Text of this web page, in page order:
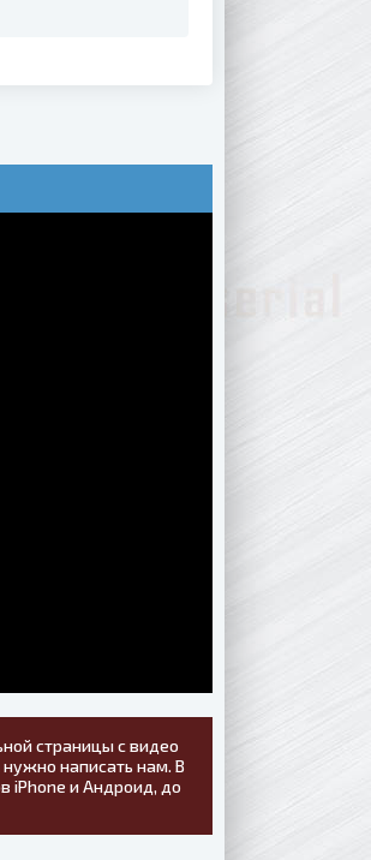
страницы с видео
написать нам. В
iPhone и Андроид, до